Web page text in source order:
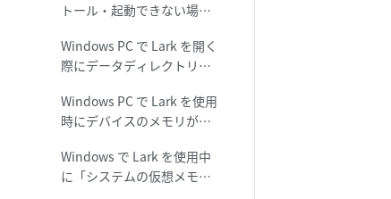
トール・起動できない場合
Windows PC で Lark を開く
際にデータディレクトリへ
の対処法
Windows PC で Lark を使用
時にデバイスのメモリが不
Windows で Lark を使用中
に「システムの仮想メモリ